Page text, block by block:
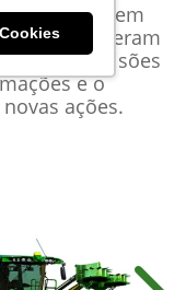
possuem
que geram
de decisões
e o
ações.